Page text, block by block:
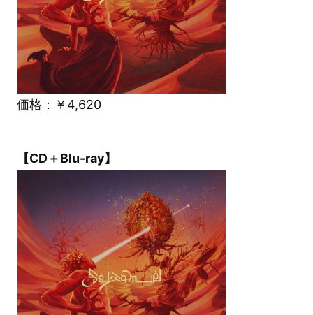
価格：￥4,620
【CD＋Blu-ray】